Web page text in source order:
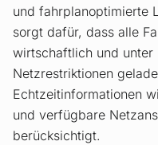
und fahrplanoptimierte
sorgt dafür, dass alle
wirtschaftlich und unter
Netzrestriktionen
Echtzeitinformationen
und verfügbare
berücksichtigt.